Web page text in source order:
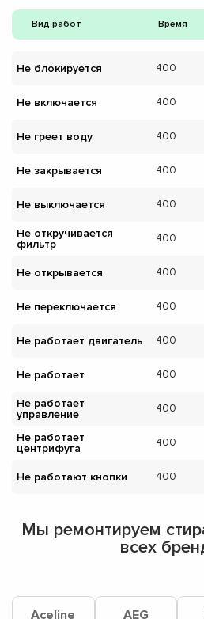
Вид работ Время
Не блокируется 400
Не включается 400
Не греет воду 400
Не закрывается 400
Не выключается 400
Не откручивается
фильтр
400
Не открывается 400
Не переключается 400
Не работает двигатель 400
Не работает 400
Не работает
управление
400
Не работает
центрифуга
400
Не работают кнопки 400
Мы ремонтируем
всех
Aceline AEG